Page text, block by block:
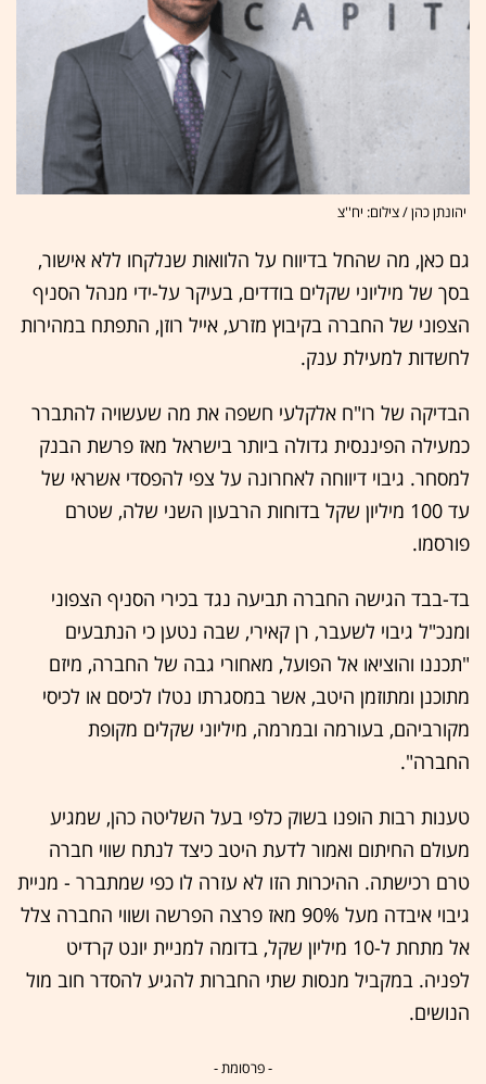
יהונתן כהן / צילום: יח''צ
גם כאן, מה שהחל בדיווח על הלוואות שנלקחו ללא אישור,
בסך של מיליוני שקלים בודדים, בעיקר על-ידי מנהל הסניף
הצפוני של החברה בקיבוץ מזרע, אייל רוזן, התפתח במהירות
לחשדות למעילת ענק.
הבדיקה של רו"ח אלקלעי חשפה את מה שעשויה להתברר
כמעילה הפיננסית גדולה ביותר בישראל מאז פרשת הבנק
למסחר. גיבוי דיווחה לאחרונה על צפי להפסדי אשראי של
עד 100 מיליון שקל בדוחות הרבעון השני שלה, שטרם
פורסמו.
בד-בבד הגישה החברה תביעה נגד בכירי הסניף הצפוני
ומנכ"ל גיבוי לשעבר, רן קאירי, שבה נטען כי הנתבעים
"תכננו והוציאו אל הפועל, מאחורי גבה של החברה, מיזם
מתוכנן ומתוזמן היטב, אשר במסגרתו נטלו לכיסם או לכיסי
מקורביהם, בעורמה ובמרמה, מיליוני שקלים מקופת
החברה".
טענות רבות הופנו בשוק כלפי בעל השליטה כהן, שמגיע
מעולם החיתום ואמור לדעת היטב כיצד לנתח שווי חברה
טרם רכישתה. ההיכרות הזו לא עזרה לו כפי שמתברר - מניית
גיבוי איבדה מעל 90% מאז פרצה הפרשה ושווי החברה צלל
אל מתחת ל-10 מיליון שקל, בדומה למניית יונט קרדיט
לפניה. במקביל מנסות שתי החברות להגיע להסדר חוב מול
הנושים.
- פרסומת -